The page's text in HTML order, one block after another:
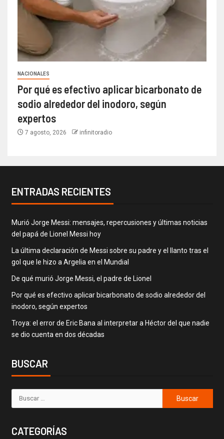
NACIONALES
Por qué es efectivo aplicar bicarbonato de
sodio alrededor del inodoro, según
expertos
7 agosto, 2026 infinitoradio
ENTRADAS RECIENTES
Murió Jorge Messi: mensajes, repercusiones y últimas noticias
del papá de Lionel Messi hoy
La última declaración de Messi sobre su padre y el llanto tras el
gol que le hizo a Argelia en el Mundial
De qué murió Jorge Messi, el padre de Lionel
Por qué es efectivo aplicar bicarbonato de sodio alrededor del
inodoro, según expertos
Troya: el error de Eric Bana al interpretar a Héctor del que nadie
se dio cuenta en dos décadas
BUSCAR
CATEGORÍAS